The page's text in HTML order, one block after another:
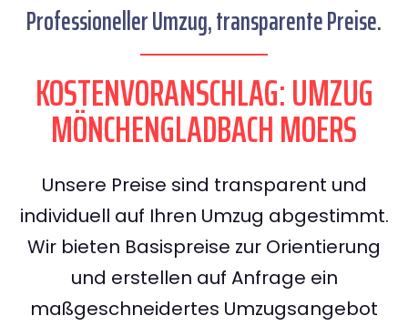
Professioneller Umzug, transparente Preise.
KOSTENVORANSCHLAG: UMZUG
MÖNCHENGLADBACH MOERS
Unsere Preise sind transparent und
individuell auf Ihren Umzug abgestimmt.
Wir bieten Basispreise zur Orientierung
und erstellen auf Anfrage ein
maßgeschneidertes Umzugsangebot